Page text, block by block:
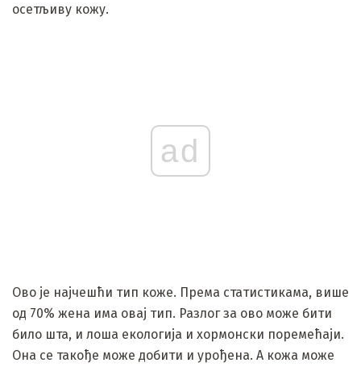
осетљиву кожу.
ad
Ово је најчешћи тип коже. Према статистикама, више
од 70% жена има овај тип. Разлог за ово може бити
било шта, и лоша екологија и хормонски поремећаји.
Она се такође може добити и урођена. А кожа може